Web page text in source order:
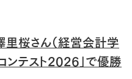
里桜さん（経営会計学
ンテスト2026」で優勝